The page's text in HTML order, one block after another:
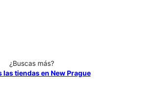
¿Buscas más?
las tiendas en New Prague